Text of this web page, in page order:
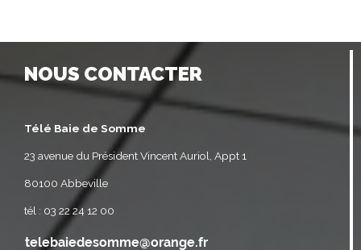
NOUS CONTACTER
Télé Baie de Somme
23 avenue du Président Vincent Auriol, Appt 1
80100 Abbeville
tél : 03 22 24 12 00